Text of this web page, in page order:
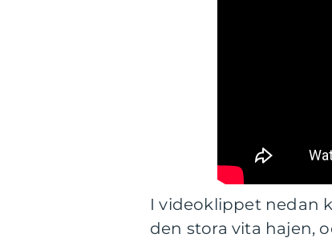
I videoklippet nedan
den stora vita hajen,